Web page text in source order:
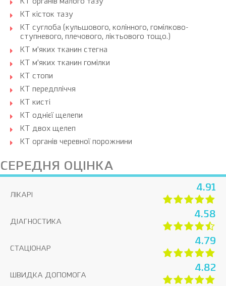
КТ органів малого тазу
КТ кісток тазу
КТ суглоба (кульшового, колінного, гомілково-
ступневого, плечового, ліктьового тощо.)
КТ м’яких тканин стегна
КТ м’яких тканин гомілки
КТ стопи
КТ передпліччя
КТ кисті
КТ однієї щелепи
КТ двох щелеп
КТ органів черевної порожнини
СЕРЕДНЯ ОЦІНКА
ЛІКАРІ
4.91
ДІАГНОСТИКА
4.58
СТАЦІОНАР
4.79
ШВИДКА ДОПОМОГА
4.82